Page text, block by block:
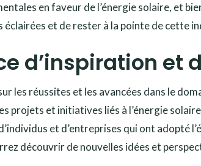
en faveur de l’énergie solaire, et
éclairées et de rester à la pointe de cette
d’inspiration et
les réussites et les avancées dans le
projets et initiatives liés à l’énergie
et d’entreprises qui ont adopté
découvrir de nouvelles idées et